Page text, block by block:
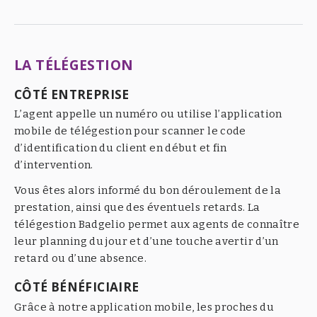
LA TÉLÉGESTION
CÔTÉ ENTREPRISE
L’agent appelle un numéro ou utilise l’application
mobile de télégestion pour scanner le code
d’identification du client en début et fin
d’intervention.
Vous êtes alors informé du bon déroulement de la
prestation, ainsi que des éventuels retards. La
télégestion Badgelio permet aux agents de connaître
leur planning du jour et d’une touche avertir d’un
retard ou d’une absence.
CÔTÉ BÉNÉFICIAIRE
Grâce à notre application mobile, les proches du